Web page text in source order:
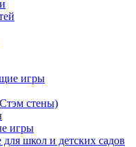
игры
стены)
игры
школ и детских садов